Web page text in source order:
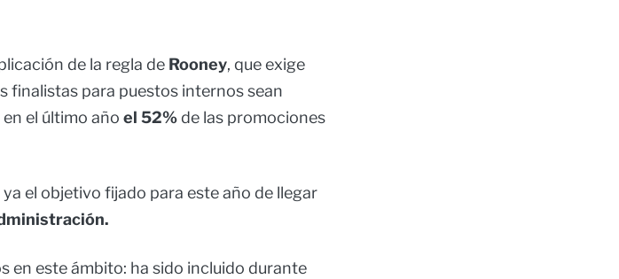
de la regla de Rooney, que exige
finalistas para puestos internos sean
el último año el 52%de las promociones
el objetivo fijado para este año de llegar
en este ámbito: ha sido incluido durante